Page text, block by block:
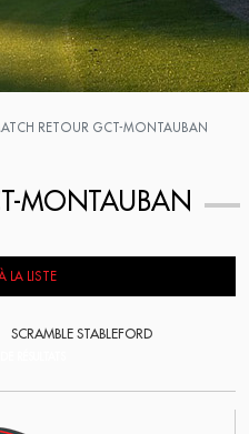
RETOUR GCT-MONTAUBAN
MONTAUBAN
LA LISTE
SCRAMBLE STABLEFORD